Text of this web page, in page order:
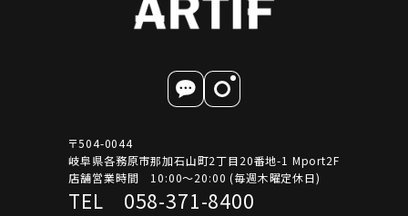
〒504-0044
岐阜県各務原市那加石山町2丁目20番地-1 Mport2F
店舗営業時間 10:00～20:00 (毎週木曜定休日)
TEL 058-371-8400